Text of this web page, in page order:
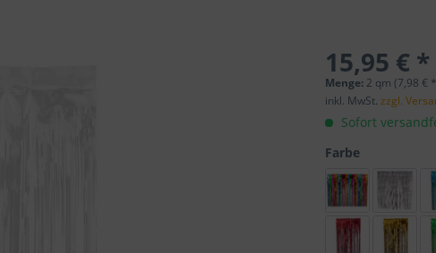
15,95 € *
Menge: 2 qm (7,98 €
inkl. MwSt.zzgl.
Sofort
Farbe